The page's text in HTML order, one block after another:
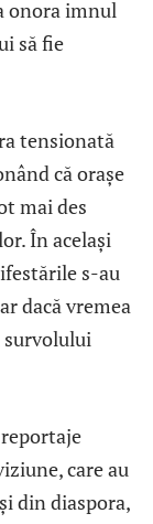
onora imnul
să fie
tensionată
că orașe
mai des
În același
s-au
dacă vremea
survolului
care au
din diaspora,